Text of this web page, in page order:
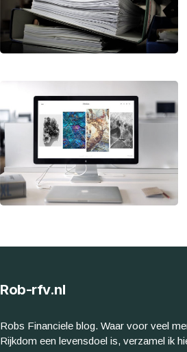
Rob-rfv.nl
Robs Financiele blog. Waar voor veel
Rijkdom een levensdoel is, verzamel ik